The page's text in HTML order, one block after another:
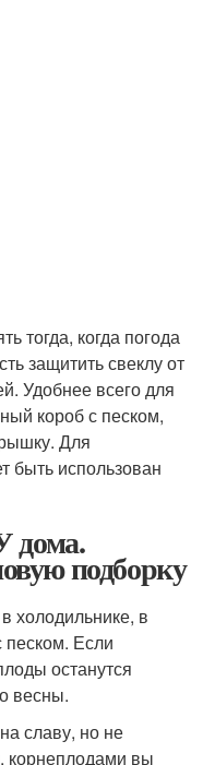
тогда, когда погода
защитить свеклу от
Удобнее всего для
короб с песком,
Для
быть использован
дома.
подборку
холодильнике, в
песком. Если
останутся
весны.
славу, но не
корнеплодами вы